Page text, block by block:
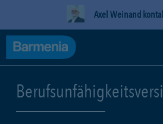
Axel Weinand